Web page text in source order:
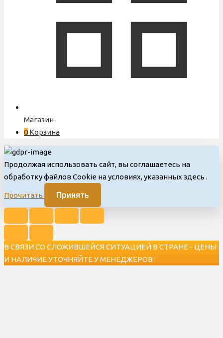
Магазин
0 Корзина
Продолжая использовать сайт, вы соглашаетесь на
обработку файлов Cookie на условиях, указанных здесь .
Прочитать Принять
В СВЯЗИ СО СЛОЖИВШЕЙСЯ СИТУАЦИЕЙ В СТРАНЕ - ЦЕНЫ
И НАЛИЧИЕ УТОЧНЯЙТЕ У МЕНЕДЖЕРОВ !